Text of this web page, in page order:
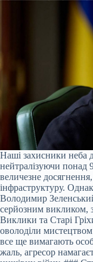
Наші захисники неба
нейтралізуючи понад
величезне
інфраструктуру.
Володимир
серйозним викликом,
Виклики та Старі
оволоділи мистецтвом
все ще вимагають
жаль, агресор